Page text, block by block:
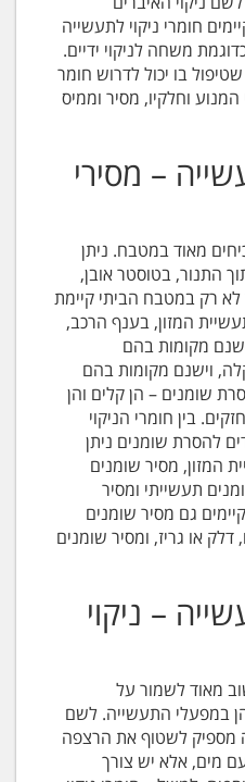
חומרי ניקוי לתעשייה
משחה לניקוי ידיים.
בו יכול לדרוש חומר
המנוע וחלקיו, מסיר וממיס
– מסירי
מאוד במטבח. ניתן
התנור, בטוסטר אובן,
לא רק במטבח הביתי קיימת
המזון, בענף הרכב,
מקומות בהם
וישנם מקומות בהם
שומנים – הן קלים והן
בין חומרי הניקוי
להסרת שומנים ניתן
המזון, מסיר שומנים
תעשייתי ומסיר
גם מסיר שומנים
או גריז, ומסיר שומנים
– ניקוי
מאוד לשמור על
והן במפעלי התעשייה. לשם
מספיק לשטוף את הרצפה
מים, אלא יש צורך